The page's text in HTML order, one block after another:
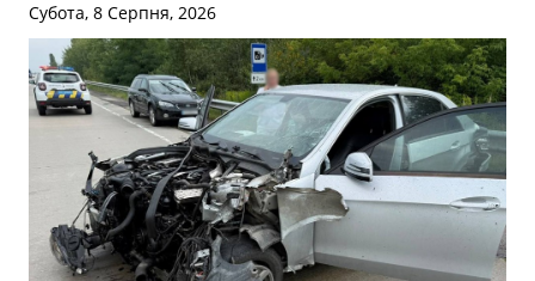
Субота, 8 Серпня, 2026